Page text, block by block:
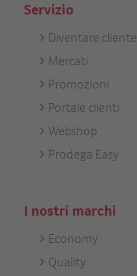
Servizio
Footer
Services
Diventare cliente
Mercati
Promozioni
Portale clienti
Webshop
Prodega Easy
I nostri marchi
Footer
Economy
Quality